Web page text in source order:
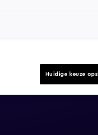
Huidige keuze